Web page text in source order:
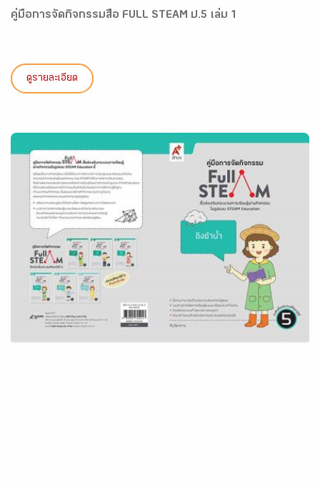
คู่มือการจัดกิจกรรมสื่อ FULL STEAM ป.5 เล่ม 1
ดูรายละเอียด